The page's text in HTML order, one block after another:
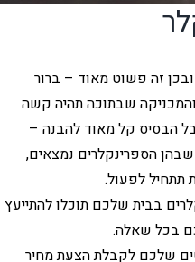
זה פשוט מאוד – ברור
שבתוכה תהיה קשה
הבסיס קל מאוד להבנה –
הספרינקלרים נמצאים,
תתחיל לפעול.
בבית שלכם תוכלו להתייעץ
בכל שאלה.
שלכם לקבלת הצעת מחיר